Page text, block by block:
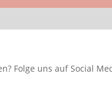
Folge uns auf Social